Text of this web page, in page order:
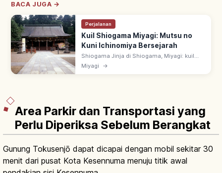
BACA JUGA →
Perjalanan
Kuil Shiogama Miyagi: Mutsu no
Kuni Ichinomiya Bersejarah
Shiogama Jinja di Shiogama, Miyagi: kuil
bergelar Mutsu no Kuni Ichinomiya,
dipanggil 'Shiogama-sama' warga lokal.
Miyagi →
Area Parkir dan Transportasi yang
Perlu Diperiksa Sebelum Berangkat
Gunung Tokusenjō dapat dicapai dengan mobil sekitar 30
menit dari pusat Kota Kesennuma menuju titik awal